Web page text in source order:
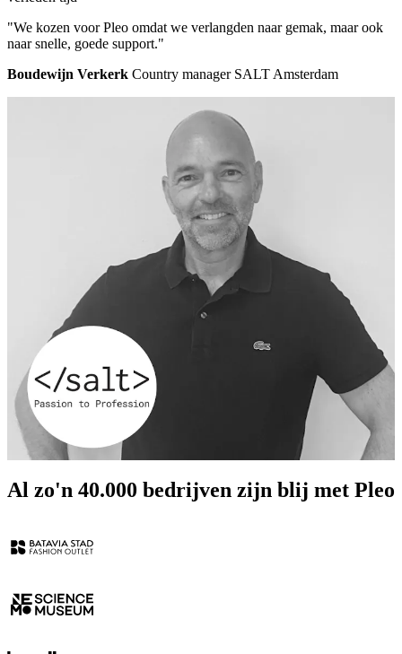
"We kozen voor Pleo omdat we verlangden naar gemak, maar ook
naar snelle, goede support."
Boudewijn Verkerk Country manager SALT Amsterdam
Al zo'n 40.000 bedrijven zijn blij met Pleo